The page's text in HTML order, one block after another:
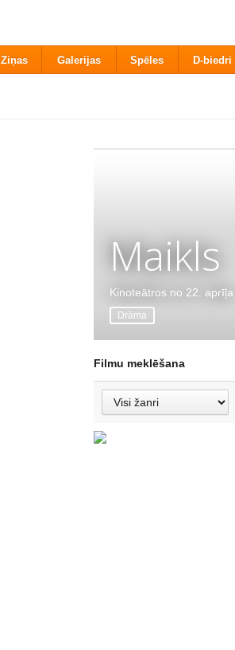
Ziņas Galerijas Spēles D-biedri
Maikls
Kinoteātros no 22. aprīļa
Drāma
Filmu meklēšana